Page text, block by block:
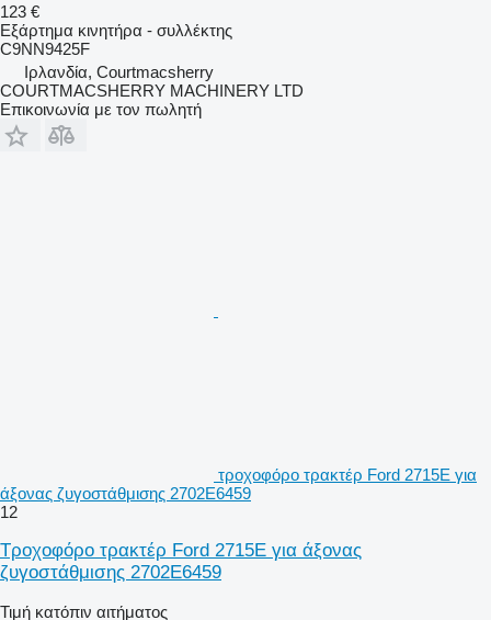
123 €
Εξάρτημα κινητήρα - συλλέκτης
C9NN9425F
Ιρλανδία, Courtmacsherry
COURTMACSHERRY MACHINERY LTD
Επικοινωνία με τον πωλητή
τροχοφόρο τρακτέρ Ford 2715E για
άξονας ζυγοστάθμισης 2702E6459
12
Τροχοφόρο τρακτέρ Ford 2715E για άξονας
ζυγοστάθμισης 2702E6459
Τιμή κατόπιν αιτήματος